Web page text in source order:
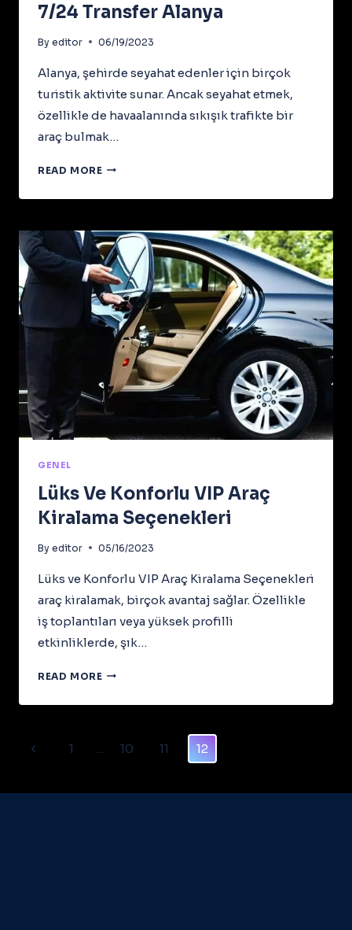
7/24 Transfer Alanya
By editor 06/19/2023
Alanya, şehirde seyahat edenler için birçok
turistik aktivite sunar. Ancak seyahat etmek,
özellikle de havaalanında sıkışık trafikte bir
araç bulmak…
READ MORE 7/24
ALANYA
GENEL
Lüks Ve Konforlu VIP Araç
Kiralama Seçenekleri
By editor 05/16/2023
Lüks ve Konforlu VIP Araç Kiralama Seçenekleri
araç kiralamak, birçok avantaj sağlar. Özellikle
iş toplantıları veya yüksek profilli
etkinliklerde, şık…
READ MORE LÜKS
KONFORLU
KIRALAMA
Page
Previous1 … 10 11 12